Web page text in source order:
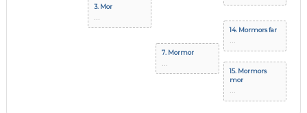
3. Mor
...
7. Mormor
14. Mormors far
15. Mormors
mor